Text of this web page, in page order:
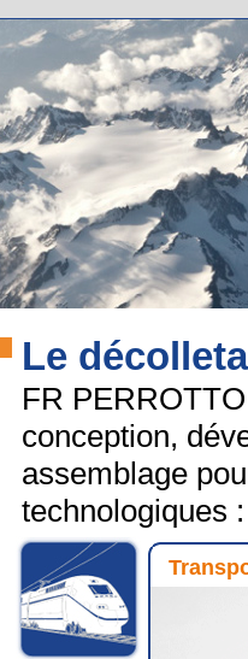
Le
FR
conception,
assemblage
technologiques :